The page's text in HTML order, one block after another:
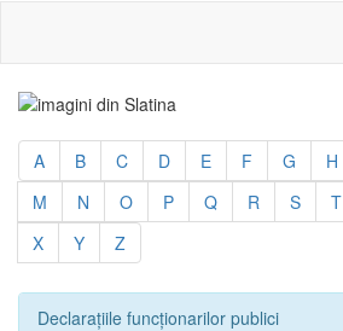
A B C D E F G H
M
N O P Q R S T
X
Y Z
Declarațiile funcționarilor publici